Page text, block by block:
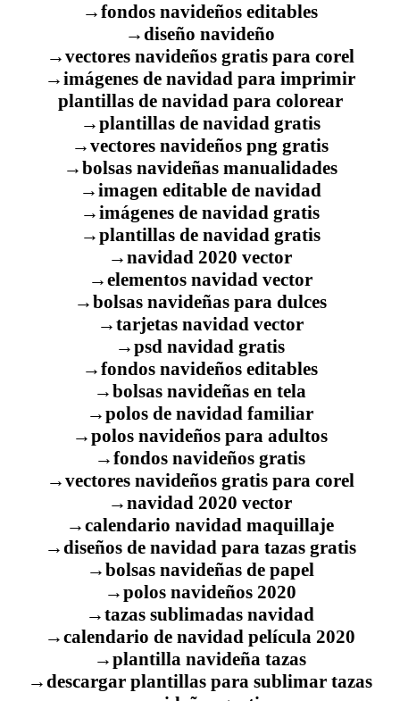
→fondos navideños editables
→diseño navideño
→vectores navideños gratis para corel
→imágenes de navidad para imprimir
plantillas de navidad para colorear
→plantillas de navidad gratis
→vectores navideños png gratis
→bolsas navideñas manualidades
→imagen editable de navidad
→imágenes de navidad gratis
→plantillas de navidad gratis
→navidad 2020 vector
→elementos navidad vector
→bolsas navideñas para dulces
→tarjetas navidad vector
→psd navidad gratis
→fondos navideños editables
→bolsas navideñas en tela
→polos de navidad familiar
→polos navideños para adultos
→fondos navideños gratis
→vectores navideños gratis para corel
→navidad 2020 vector
→calendario navidad maquillaje
→diseños de navidad para tazas gratis
→bolsas navideñas de papel
→polos navideños 2020
→tazas sublimadas navidad
→calendario de navidad película 2020
→plantilla navideña tazas
→descargar plantillas para sublimar tazas